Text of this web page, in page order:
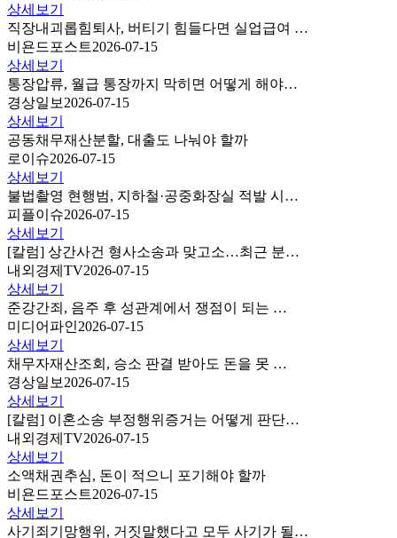
상세보기
직장내괴롭힘퇴사, 버티기 힘들다면 실업급여 …
비욘드포스트2026-07-15
상세보기
통장압류, 월급 통장까지 막히면 어떻게 해야…
경상일보 2026-07-15
상세보기
공동채무재산분할, 대출도 나눠야 할까
로이슈2026-07-15
상세보기
불법촬영 현행범, 지하철·공중화장실 적발 시…
피플이슈2026-07-15
상세보기
[칼럼] 상간사건 형사소송과 맞고소…최근 분…
내외경제TV2026-07-15
상세보기
준강간죄, 음주 후 성관계에서 쟁점이 되는 …
미디어파인2026-07-15
상세보기
채무자재산조회, 승소 판결 받아도 돈을 못 …
경상일보 2026-07-15
상세보기
[칼럼] 이혼소송 부정행위증거는 어떻게 판단…
내외경제TV2026-07-15
상세보기
소액채권추심, 돈이 적으니 포기해야 할까
비욘드포스트2026-07-15
상세보기
사기죄기망행위, 거짓말했다고 모두 사기가 될…